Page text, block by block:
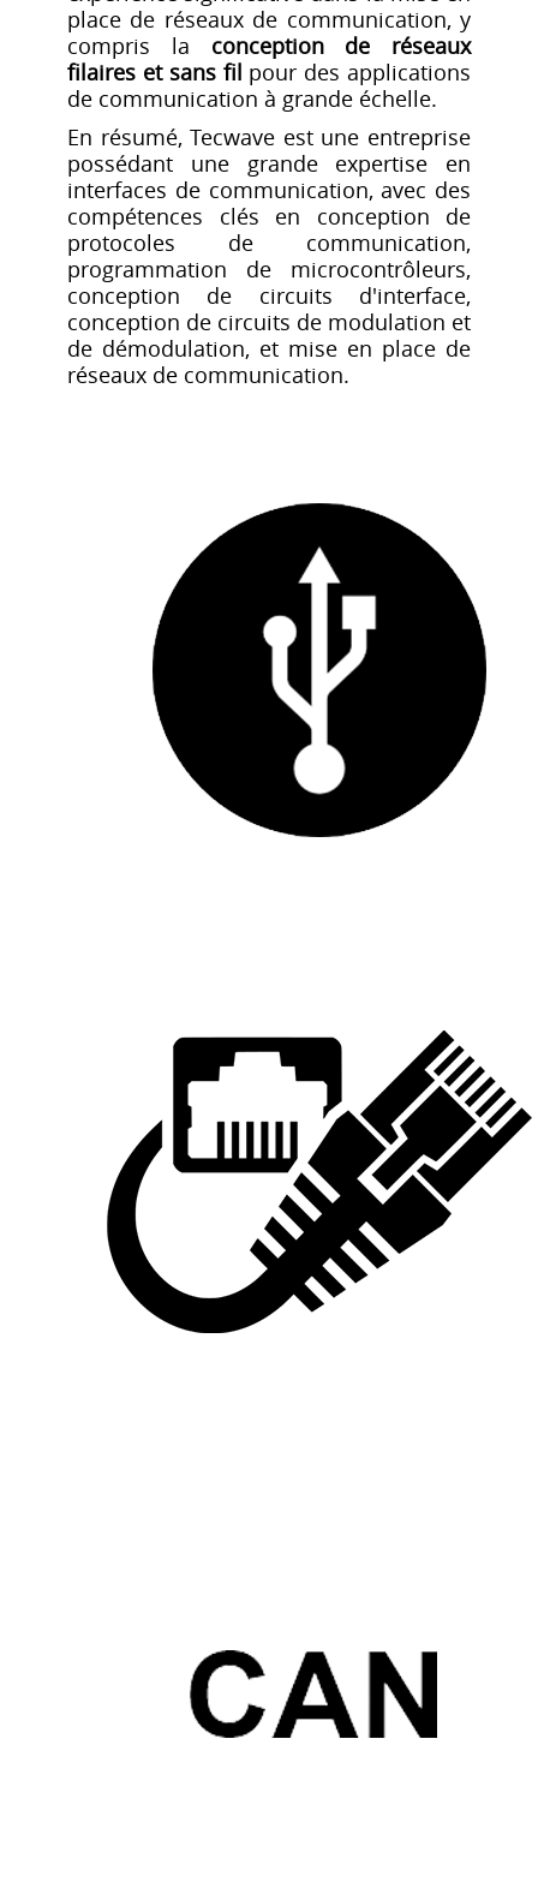
place de réseaux de communication, y
compris la conception de réseaux
filaires et sans fil pour des applications
de communication à grande échelle.
En résumé, Tecwave est une entreprise
possédant une grande expertise en
interfaces de communication, avec des
compétences clés en conception de
protocoles de communication,
programmation de microcontrôleurs,
conception de circuits d'interface,
conception de circuits de modulation et
de démodulation, et mise en place de
réseaux de communication.